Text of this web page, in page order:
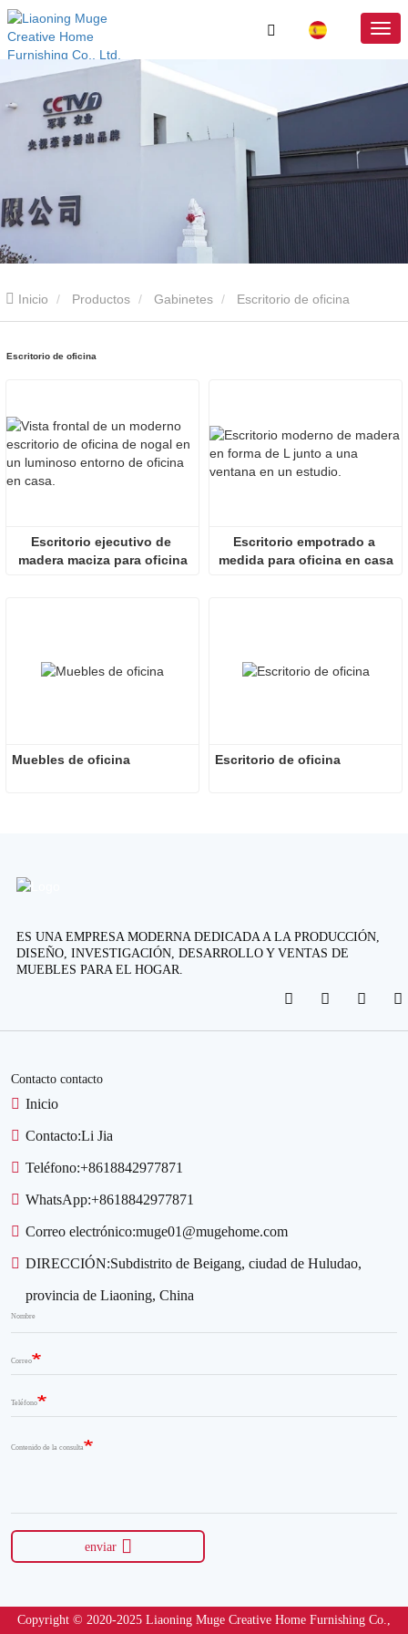
Inicio Productos Gabinetes Escritorio de oficina
Escritorio de oficina
Escritorio ejecutivo de
madera maciza para oficina
Escritorio empotrado a
medida para oficina en casa
Muebles de oficina Escritorio de oficina
ES UNA EMPRESA MODERNA DEDICADA A LA PRODUCCIÓN,
DISEÑO, INVESTIGACIÓN, DESARROLLO Y VENTAS DE
MUEBLES PARA EL HOGAR.
Contacto contacto
Inicio
Contacto:Li Jia
Teléfono:+8618842977871
WhatsApp:+8618842977871
Correo electrónico:muge01@mugehome.com
DIRECCIÓN:Subdistrito de Beigang, ciudad de Huludao,
provincia de Liaoning, China
Nombre
Correo
Teléfono
Contenido de la consulta
enviar
Copyright © 2020-2025 Liaoning Muge Creative Home Furnishing Co.,